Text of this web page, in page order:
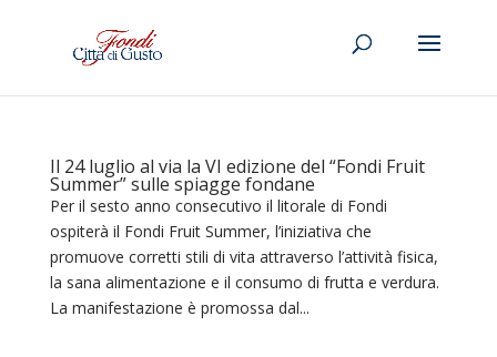
Il 24 luglio al via la VI edizione del “Fondi Fruit
Summer” sulle spiagge fondane
Per il sesto anno consecutivo il litorale di Fondi
ospiterà il Fondi Fruit Summer, l’iniziativa che
promuove corretti stili di vita attraverso l’attività fisica,
la sana alimentazione e il consumo di frutta e verdura.
La manifestazione è promossa dal...